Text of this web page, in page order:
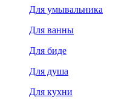
Для умывальника
Для ванны
Для биде
Для душа
Для кухни